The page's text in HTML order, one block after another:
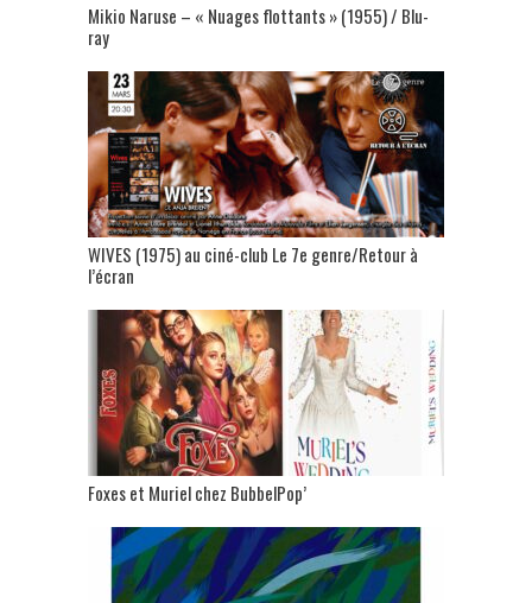
Mikio Naruse – « Nuages flottants » (1955) / Blu-
ray
WIVES (1975) au ciné-club Le 7e genre/Retour à
l’écran
Foxes et Muriel chez BubbelPop’